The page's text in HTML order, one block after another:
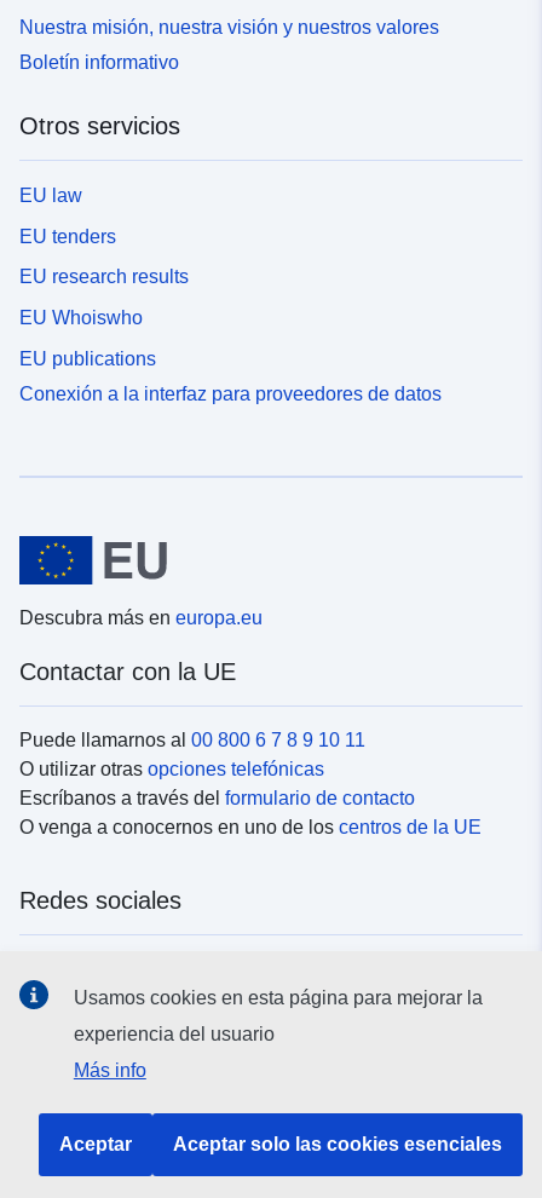
Nuestra misión, nuestra visión y nuestros valores
Boletín informativo
Otros servicios
EU law
EU tenders
EU research results
EU Whoiswho
EU publications
Conexión a la interfaz para proveedores de datos
Descubra más en europa.eu
Contactar con la UE
Puede llamarnos al 00 800 6 7 8 9 10 11
O utilizar otras opciones telefónicas
Escríbanos a través del formulario de contacto
O venga a conocernos en uno de los centros de la UE
Redes sociales
Instituciones y organismos de la UE
Usamos cookies en esta página para mejorar la
experiencia del usuario
Más info
Aceptar Aceptar solo las cookies esenciales